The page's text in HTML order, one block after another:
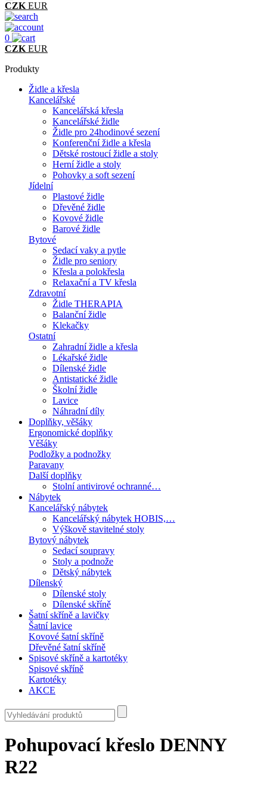
CZK EUR
0
CZK EUR
Produkty
Židle a křesla
Kancelářské
Kancelářská křesla
Kancelářské židle
Židle pro 24hodinové sezení
Konferenční židle a křesla
Dětské rostoucí židle a stoly
Herní židle a stoly
Pohovky a soft sezení
Jídelní
Plastové židle
Dřevěné židle
Kovové židle
Barové židle
Bytové
Sedací vaky a pytle
Židle pro seniory
Křesla a polokřesla
Relaxační a TV křesla
Zdravotní
Židle THERAPIA
Balanční židle
Klekačky
Ostatní
Zahradní židle a křesla
Lékařské židle
Dílenské židle
Antistatické židle
Školní židle
Lavice
Náhradní díly
Doplňky, věšáky
Ergonomické doplňky
Věšáky
Podložky a podnožky
Paravany
Další doplňky
Stolní antivirové ochranné…
Nábytek
Kancelářský nábytek
Kancelářský nábytek HOBIS,…
Výškově stavitelné stoly
Bytový nábytek
Sedací soupravy
Stoly a podnože
Dětský nábytek
Dílenský
Dílenské stoly
Dílenské skříně
Šatní skříně a lavičky
Šatní lavice
Kovové šatní skříně
Dřevěné šatní skříně
Spisové skříně a kartotéky
Spisové skříně
Kartotéky
AKCE
Pohupovací křeslo DENNY
R22